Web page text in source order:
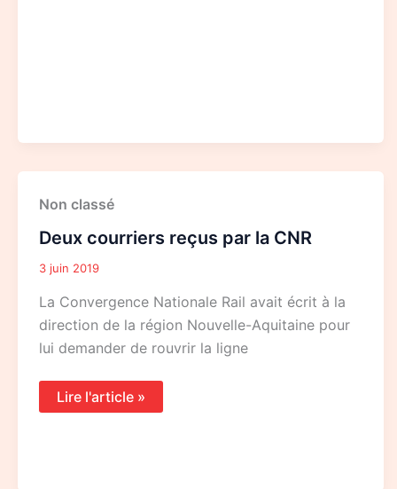
Non classé
Deux courriers reçus par la CNR
3 juin 2019
La Convergence Nationale Rail avait écrit à la
direction de la région Nouvelle-Aquitaine pour
lui demander de rouvrir la ligne
Deux
courriers
par
CNR
Lire l'article »